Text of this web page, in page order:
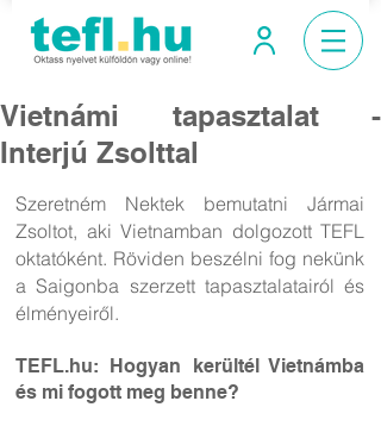
Vietnámi tapasztalat -
Interjú Zsolttal
Szeretném Nektek bemutatni Jármai
Zsoltot, aki Vietnamban dolgozott TEFL
oktatóként. Röviden beszélni fog nekünk
a Saigonba szerzett tapasztalatairól és
élményeiről.
TEFL.hu: Hogyan kerültél Vietnámba
és mi fogott meg benne?